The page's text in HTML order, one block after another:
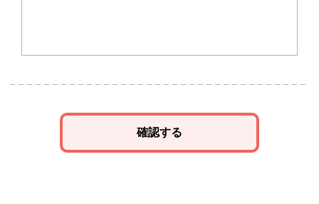
確認する